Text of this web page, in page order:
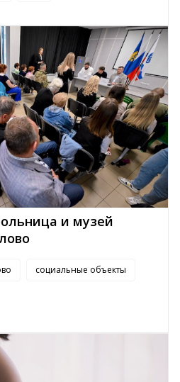
и музей
социальные объекты